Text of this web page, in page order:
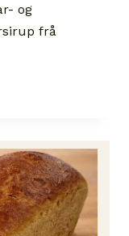
og
frå